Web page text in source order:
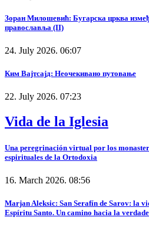
Зоран Милошевић: Бугарска црква
православља (II)
24. July 2026. 06:07
Ким Вајтсајд: Неочекивано путовање
22. July 2026. 07:23
Vida de la Iglesia
Una peregrinación virtual por los
espirituales de la Ortodoxia
16. March 2026. 08:56
Marjan Aleksic: San Serafín de Sarov: la
Espíritu Santo. Un camino hacia la